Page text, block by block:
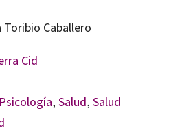
Caballero
Cid
Psicología, Salud, Salud